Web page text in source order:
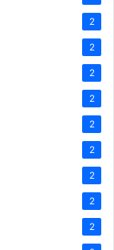
2
2
2
2
2
2
2
2
2